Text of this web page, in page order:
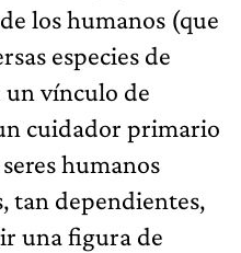
los humanos (que
especies de
un vínculo de
cuidador primario
humanos
tan dependientes,
una figura de